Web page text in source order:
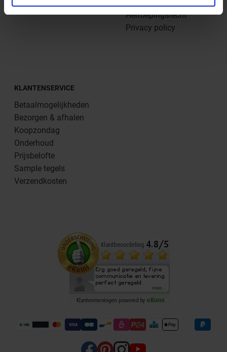
Herroepingsrecht
Privacy policy
KLANTENSERVICE
Betaalmogelijkheden
Bezorgen & afhalen
Koopzondag
Onderhoud
Prijsbelofte
Sample tegels
Verzendkosten